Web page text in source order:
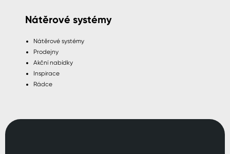
Nátěrové systémy
Nátěrové systémy
Prodejny
Akční nabídky
Inspirace
Rádce